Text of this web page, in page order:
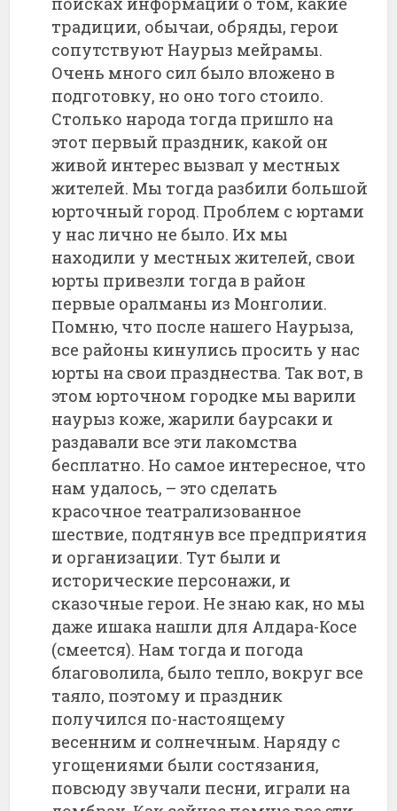
традиции, обычаи, обряды, герои
сопутствуют Наурыз мейрамы.
Очень много сил было вложено в
подготовку, но оно того стоило.
Столько народа тогда пришло на
этот первый праздник, какой он
живой интерес вызвал у местных
жителей. Мы тогда разбили большой
юрточный город. Проблем с юртами
у нас лично не было. Их мы
находили у местных жителей, свои
юрты привезли тогда в район
первые оралманы из Монголии.
Помню, что после нашего Наурыза,
все районы кинулись просить у нас
юрты на свои празднества. Так вот, в
этом юрточном городке мы варили
наурыз коже, жарили баурсаки и
раздавали все эти лакомства
бесплатно. Но самое интересное, что
нам удалось, – это сделать
красочное театрализованное
шествие, подтянув все предприятия
и организации. Тут были и
исторические персонажи, и
сказочные герои. Не знаю как, но мы
даже ишака нашли для Алдара-Косе
(смеется). Нам тогда и погода
благоволила, было тепло, вокруг все
таяло, поэтому и праздник
получился по-настоящему
весенним и солнечным. Наряду с
угощениями были состязания,
повсюду звучали песни, играли на